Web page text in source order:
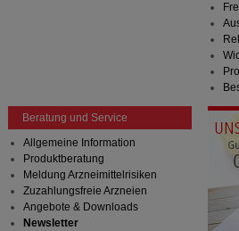
Beratung und Service
Allgemeine Information
Produktberatung
Meldung Arzneimittelrisiken
Zuzahlungsfreie Arzneien
Angebote & Downloads
Newsletter